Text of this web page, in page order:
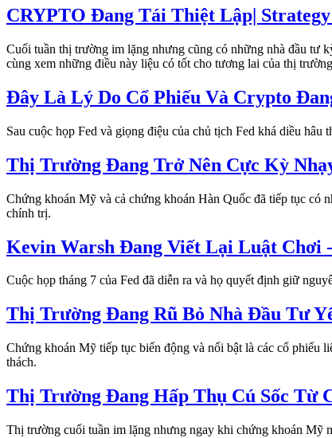
CRYPTO Đang Tái Thiệt Lập|
Cuối tuần thị trường im lặng nhưng cũng có những nhà đầu tư
cùng xem những điều này liệu có tốt cho tương lai của thị
Đây Là Lý Do Cổ Phiếu Và Crypto
Sau cuộc họp Fed và giọng điệu của chủ tịch Fed khá diều
Thị Trường Đang Trở Nên Cực Kỳ
Chứng khoán Mỹ và cả chứng khoán Hàn Quốc đã tiếp tục có
chính trị.
Kevin Warsh Đang Viết Lại Luật Chơi
Cuộc họp tháng 7 của Fed đã diễn ra và họ quyết định giữ
Thị Trường Đang Rũ Bỏ Nhà Đầu Tư
Chứng khoán Mỹ tiếp tục biến động và nổi bật là các cổ phiếu
thách.
Thị Trường Đang Hấp Thụ Cú Sốc Từ
Thị trường cuối tuần im lặng nhưng ngay khi chứng khoán Mỹ